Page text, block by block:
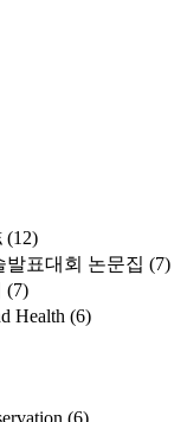
(12)
표대회 논문집 (7)
(7)
Health (6)
(6)